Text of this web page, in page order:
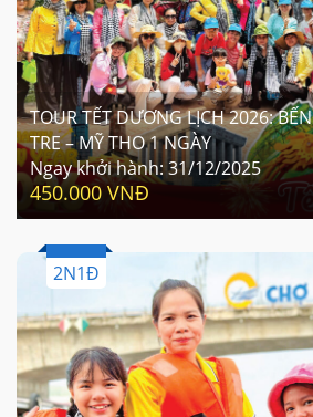
TOUR TẾT DƯƠNG LỊCH 2026: BẾN
TRE – MỸ THO 1 NGÀY
Ngay khởi hành:31/12/2025
450.000 VNĐ
2N1Đ